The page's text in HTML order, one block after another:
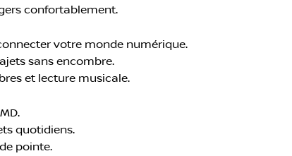
confortablement.
votre monde numérique.
sans encombre.
et lecture musicale.
quotidiens.
pointe.